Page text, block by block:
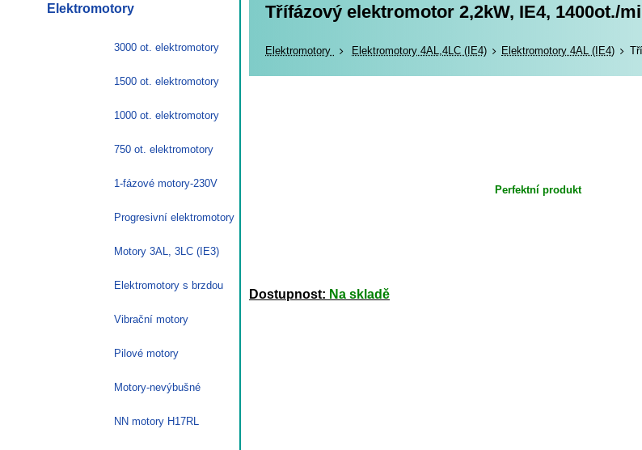
Třífázový elektromotor 2,2kW, IE4, 1400ot./
Elektromotory Elektromotory
Elektromotory 4AL,4LC (IE4) Elektromotory 4AL (IE4)
Perfektní produkt
Dostupnost: Na skladě
Elektromotory
3000 ot. elektromotory
1500 ot. elektromotory
1000 ot. elektromotory
750 ot. elektromotory
1-fázové motory-230V
Progresivní elektromotory
Motory 3AL, 3LC (IE3)
Elektromotory s brzdou
Vibrační motory
Pilové motory
Motory-nevýbušné
NN motory H17RL